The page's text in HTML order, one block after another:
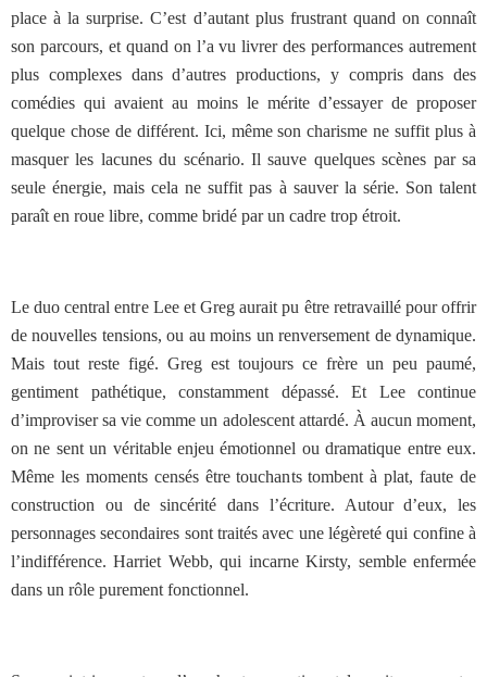
place à la surprise. C’est d’autant plus frustrant quand on connaît
son parcours, et quand on l’a vu livrer des performances autrement
plus complexes dans d’autres productions, y compris dans des
comédies qui avaient au moins le mérite d’essayer de proposer
quelque chose de différent. Ici, même son charisme ne suffit plus à
masquer les lacunes du scénario. Il sauve quelques scènes par sa
seule énergie, mais cela ne suffit pas à sauver la série. Son talent
paraît en roue libre, comme bridé par un cadre trop étroit.
Le duo central entre Lee et Greg aurait pu être retravaillé pour offrir
de nouvelles tensions, ou au moins un renversement de dynamique.
Mais tout reste figé. Greg est toujours ce frère un peu paumé,
gentiment pathétique, constamment dépassé. Et Lee continue
d’improviser sa vie comme un adolescent attardé. À aucun moment,
on ne sent un véritable enjeu émotionnel ou dramatique entre eux.
Même les moments censés être touchants tombent à plat, faute de
construction ou de sincérité dans l’écriture. Autour d’eux, les
personnages secondaires sont traités avec une légèreté qui confine à
l’indifférence. Harriet Webb, qui incarne Kirsty, semble enfermée
dans un rôle purement fonctionnel.